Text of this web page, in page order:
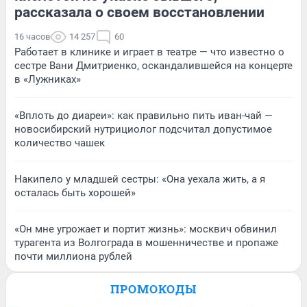
рассказала о своем восстановлении
16 часов 14 257 60
Работает в клинике и играет в театре — что известно о
сестре Вани Дмитриенко, оскандалившейся на концерте
в «Лужниках»
«Вплоть до диареи»: как правильно пить иван-чай —
новосибирский нутрициолог подсчитал допустимое
количество чашек
Накипело у младшей сестры: «Она уехала жить, а я
осталась быть хорошей»
«Он мне угрожает и портит жизнь»: москвич обвинил
турагента из Волгограда в мошенничестве и пропаже
почти миллиона рублей
ПРОМОКОДЫ